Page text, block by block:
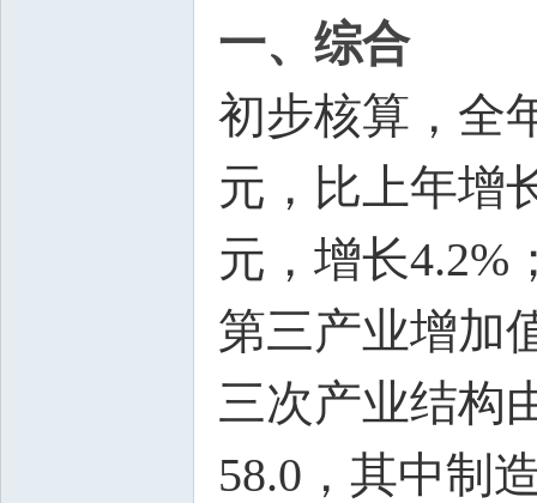
一、综合
初步核算，全
元，比上年增
元，增长4.2%
第三产业增加
三次产业结构
58.0，其中制